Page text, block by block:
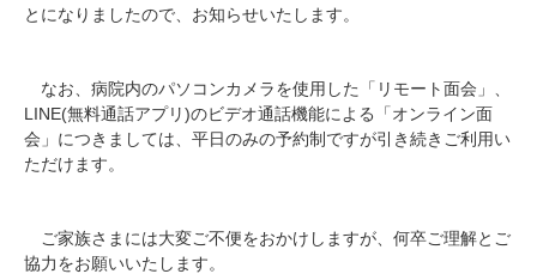
とになりましたので、お知らせいたします。
なお、病院内のパソコンカメラを使用した「リモート面会」、
LINE(無料通話アプリ)のビデオ通話機能による「オンライン面
会」につきましては、平日のみの予約制ですが引き続きご利用い
ただけます。
ご家族さまには大変ご不便をおかけしますが、何卒ご理解とご
協力をお願いいたします。